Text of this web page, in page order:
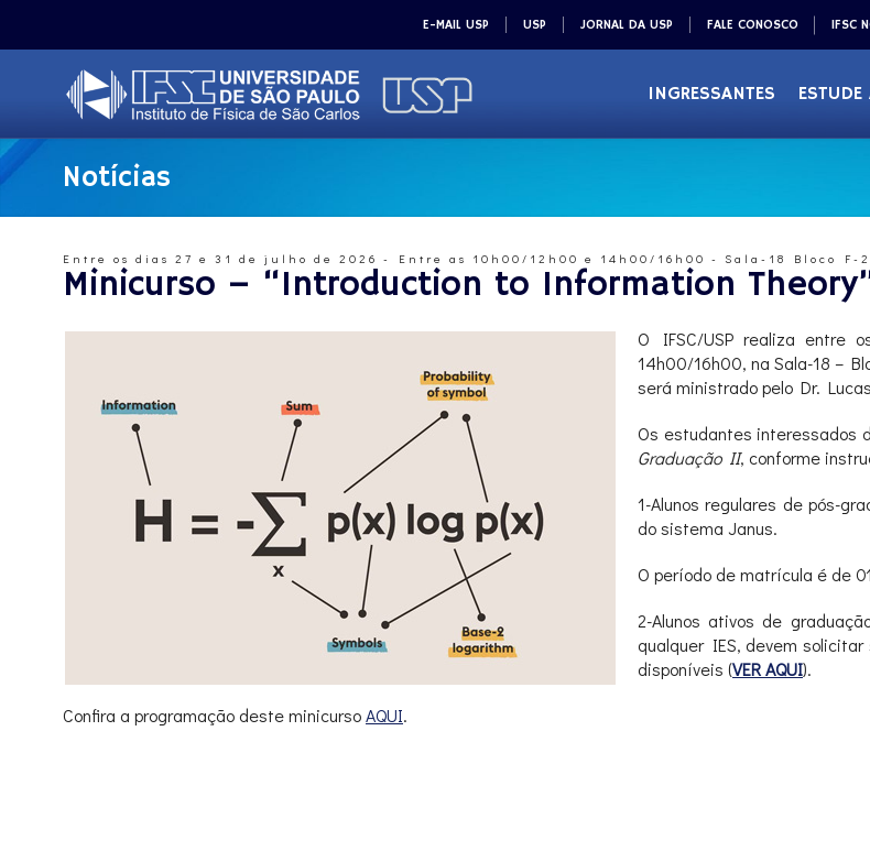
E-MAIL USP USP JORNAL DA USP FALE CONOSCO IFSC
INGRESSANTES
Notícias
Entre os dias 27 e 31 de julho de 2026 - Entre as 10h00/12h00 e 14h00/16h00 - Sala-18 Bloco F-2
Minicurso – “Introduction to Information
O IFSC/USP realiza entre
14h00/16h00, na Sala-18 –
será ministrado pelo Dr.
Os estudantes interessados
Graduação II, conforme
1-Alunos regulares de pós-
do sistema Janus.
O período de matrícula é de
2-Alunos ativos de
qualquer IES, devem
disponíveis (VER AQUI).
Confira a programação deste minicursoAQUI.